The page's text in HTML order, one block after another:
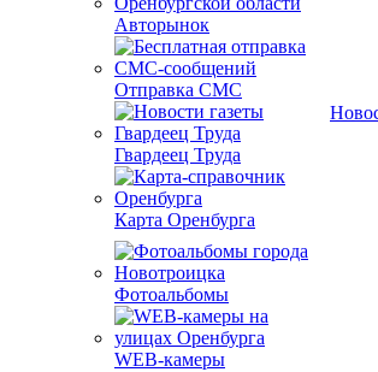
Авторынок
Отправка СМС
Гвардеец Труда
Карта Оренбурга
Фотоальбомы
WEB-камеры